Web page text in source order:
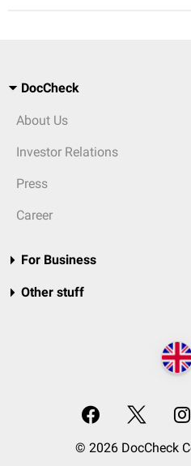
DocCheck
About Us
Investor Relations
Press
Career
For Business
Other stuff
© 2026 DocCheck